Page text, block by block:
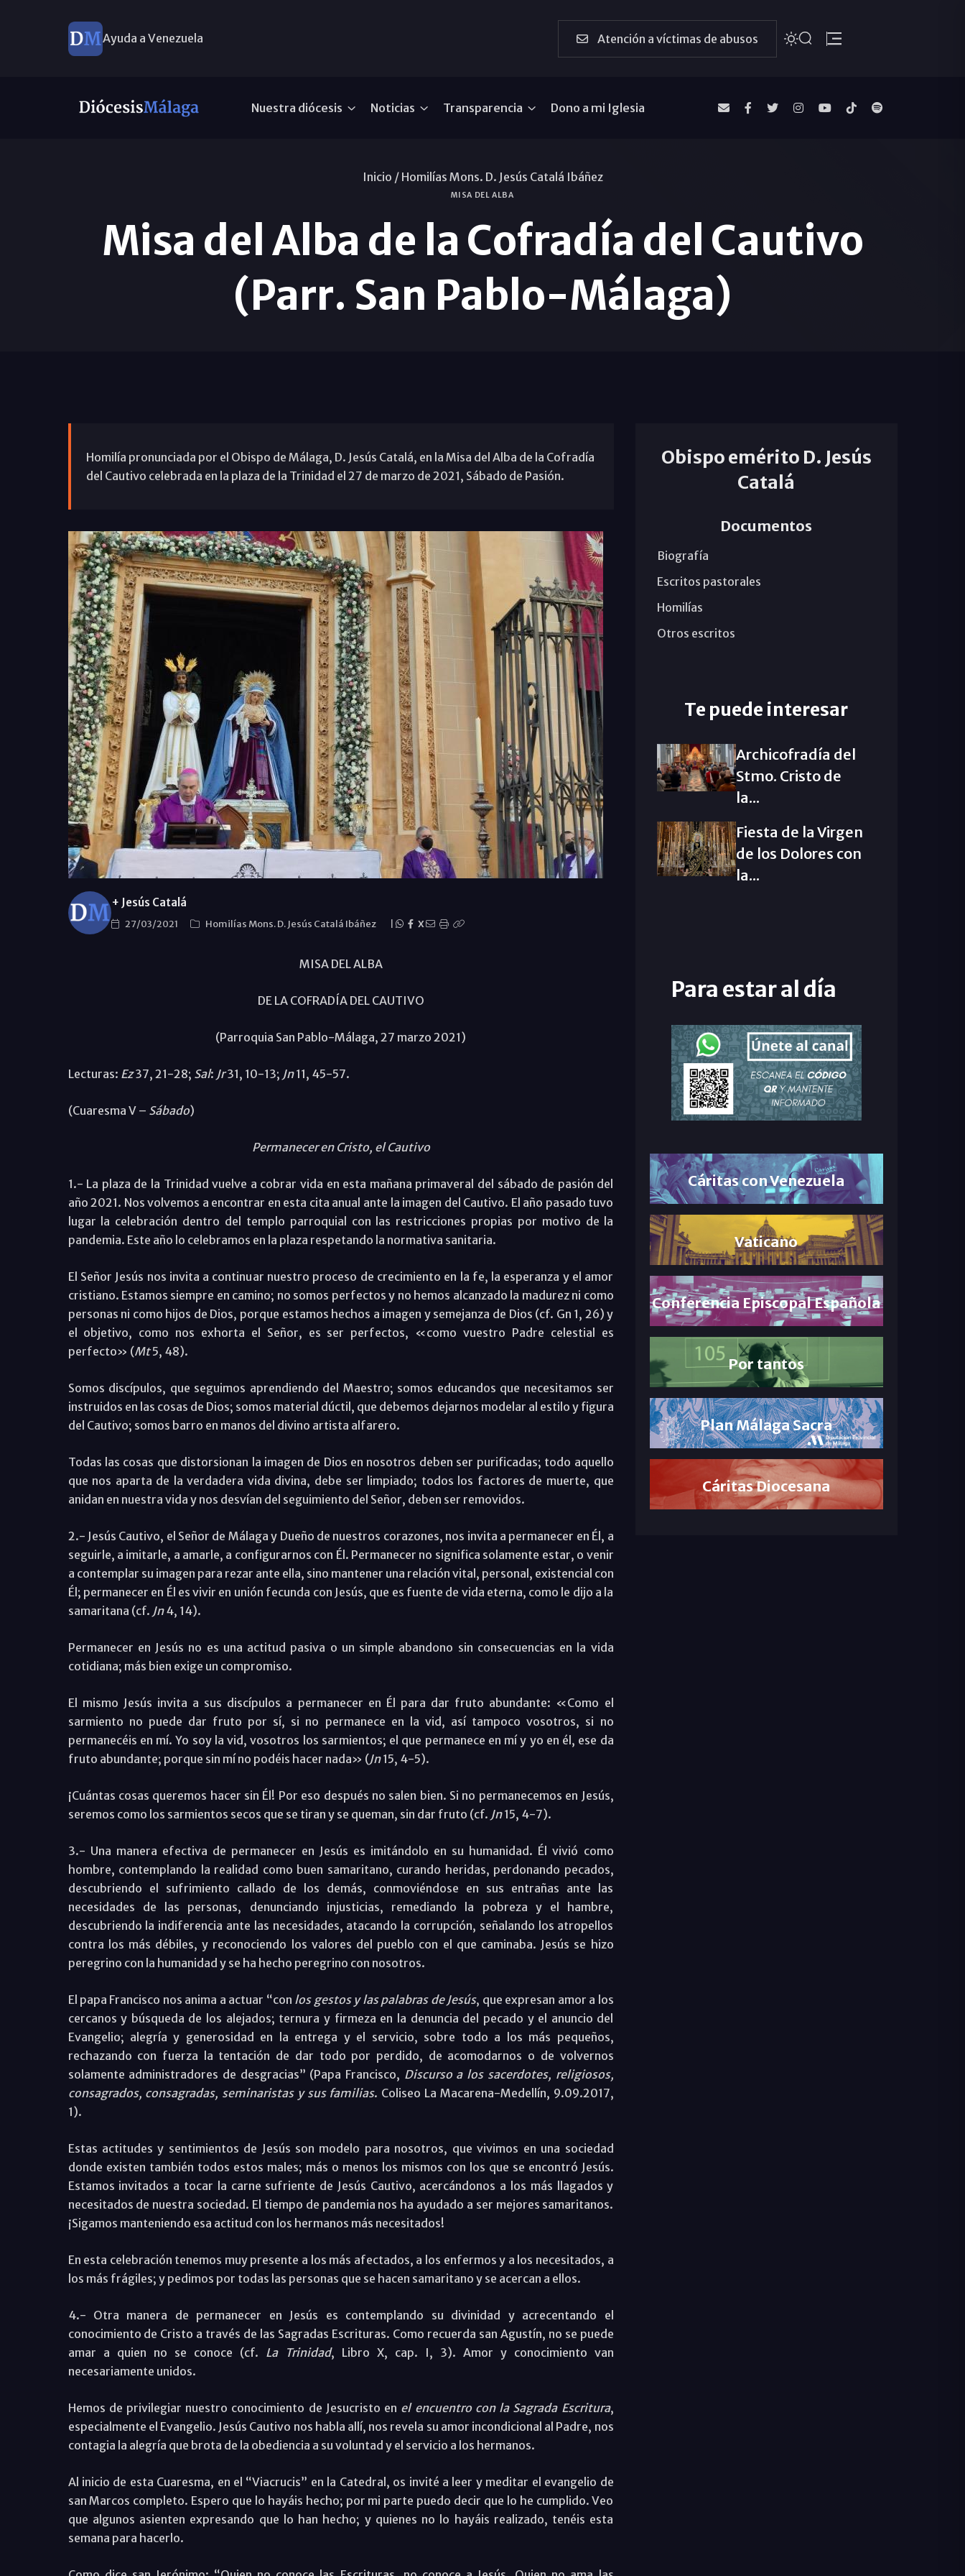
Ayuda a Venezuela Atención a víctimas de abusos
Nuestra diócesis Noticias Transparencia Dono a mi Iglesia
Inicio / Homilías Mons. D. Jesús Catalá Ibáñez
MISA DEL ALBA
Misa del Alba de la Cofradía del Cautivo
(Parr. San Pablo-Málaga)
Homilía pronunciada por el Obispo de Málaga, D. Jesús Catalá, en la Misa del Alba de la Cofradía
del Cautivo celebrada en la plaza de la Trinidad el 27 de marzo de 2021, Sábado de Pasión.
+ Jesús Catalá
27/03/2021 Homilías Mons. D. Jesús Catalá Ibáñez X
MISA DEL ALBA
DE LA COFRADÍA DEL CAUTIVO
(Parroquia San Pablo-Málaga, 27 marzo 2021)
Lecturas: Ez37, 21-28; Sal: Jr31, 10-13; Jn11, 45-57.
(Cuaresma V – Sábado)
Permanecer en Cristo, el Cautivo
1.- La plaza de la Trinidad vuelve a cobrar vida en esta mañana primaveral del sábado de pasión del
año 2021. Nos volvemos a encontrar en esta cita anual ante la imagen del Cautivo. El año pasado tuvo
lugar la celebración dentro del templo parroquial con las restricciones propias por motivo de la
pandemia. Este año lo celebramos en la plaza respetando la normativa sanitaria.
El Señor Jesús nos invita a continuar nuestro proceso de crecimiento en la fe, la esperanza y el amor
cristiano. Estamos siempre en camino; no somos perfectos y no hemos alcanzado la madurez ni como
personas ni como hijos de Dios, porque estamos hechos a imagen y semejanza de Dios (cf. Gn 1, 26) y
el objetivo, como nos exhorta el Señor, es ser perfectos, «como vuestro Padre celestial es
perfecto» (Mt5, 48).
Somos discípulos, que seguimos aprendiendo del Maestro; somos educandos que necesitamos ser
instruidos en las cosas de Dios; somos material dúctil, que debemos dejarnos modelar al estilo y figura
del Cautivo; somos barro en manos del divino artista alfarero.
Todas las cosas que distorsionan la imagen de Dios en nosotros deben ser purificadas; todo aquello
que nos aparta de la verdadera vida divina, debe ser limpiado; todos los factores de muerte, que
anidan en nuestra vida y nos desvían del seguimiento del Señor, deben ser removidos.
2.- Jesús Cautivo, el Señor de Málaga y Dueño de nuestros corazones, nos invita a permanecer en Él, a
seguirle, a imitarle, a amarle, a configurarnos con Él. Permanecer no significa solamente estar, o venir
a contemplar su imagen para rezar ante ella, sino mantener una relación vital, personal, existencial con
Él; permanecer en Él es vivir en unión fecunda con Jesús, que es fuente de vida eterna, como le dijo a la
samaritana (cf. Jn4, 14).
Permanecer en Jesús no es una actitud pasiva o un simple abandono sin consecuencias en la vida
cotidiana; más bien exige un compromiso.
El mismo Jesús invita a sus discípulos a permanecer en Él para dar fruto abundante: «Como el
sarmiento no puede dar fruto por sí, si no permanece en la vid, así tampoco vosotros, si no
permanecéis en mí. Yo soy la vid, vosotros los sarmientos; el que permanece en mí y yo en él, ese da
fruto abundante; porque sin mí no podéis hacer nada» (Jn15, 4-5).
¡Cuántas cosas queremos hacer sin Él! Por eso después no salen bien. Si no permanecemos en Jesús,
seremos como los sarmientos secos que se tiran y se queman, sin dar fruto (cf. Jn15, 4-7).
3.- Una manera efectiva de permanecer en Jesús es imitándolo en su humanidad. Él vivió como
hombre, contemplando la realidad como buen samaritano, curando heridas, perdonando pecados,
descubriendo el sufrimiento callado de los demás, conmoviéndose en sus entrañas ante las
necesidades de las personas, denunciando injusticias, remediando la pobreza y el hambre,
descubriendo la indiferencia ante las necesidades, atacando la corrupción, señalando los atropellos
contra los más débiles, y reconociendo los valores del pueblo con el que caminaba. Jesús se hizo
peregrino con la humanidad y se ha hecho peregrino con nosotros.
El papa Francisco nos anima a actuar “con los gestos y las palabras de Jesús, que expresan amor a los
cercanos y búsqueda de los alejados; ternura y firmeza en la denuncia del pecado y el anuncio del
Evangelio; alegría y generosidad en la entrega y el servicio, sobre todo a los más pequeños,
rechazando con fuerza la tentación de dar todo por perdido, de acomodarnos o de volvernos
solamente administradores de desgracias” (Papa Francisco, Discurso a los sacerdotes, religiosos,
consagrados, consagradas, seminaristas y sus familias. Coliseo La Macarena-Medellín, 9.09.2017,
1).
Estas actitudes y sentimientos de Jesús son modelo para nosotros, que vivimos en una sociedad
donde existen también todos estos males; más o menos los mismos con los que se encontró Jesús.
Estamos invitados a tocar la carne sufriente de Jesús Cautivo, acercándonos a los más llagados y
necesitados de nuestra sociedad. El tiempo de pandemia nos ha ayudado a ser mejores samaritanos.
¡Sigamos manteniendo esa actitud con los hermanos más necesitados!
En esta celebración tenemos muy presente a los más afectados, a los enfermos y a los necesitados, a
los más frágiles; y pedimos por todas las personas que se hacen samaritano y se acercan a ellos.
4.- Otra manera de permanecer en Jesús es contemplando su divinidad y acrecentando el
conocimiento de Cristo a través de las Sagradas Escrituras. Como recuerda san Agustín, no se puede
amar a quien no se conoce (cf. La Trinidad, Libro X, cap. I, 3). Amor y conocimiento van
necesariamente unidos.
Hemos de privilegiar nuestro conocimiento de Jesucristo en el encuentro con la Sagrada Escritura,
especialmente el Evangelio. Jesús Cautivo nos habla allí, nos revela su amor incondicional al Padre, nos
contagia la alegría que brota de la obediencia a su voluntad y el servicio a los hermanos.
Al inicio de esta Cuaresma, en el “Viacrucis” en la Catedral, os invité a leer y meditar el evangelio de
san Marcos completo. Espero que lo hayáis hecho; por mi parte puedo decir que lo he cumplido. Veo
que algunos asienten expresando que lo han hecho; y quienes no lo hayáis realizado, tenéis esta
semana para hacerlo.
Obispo emérito D. Jesús
Catalá
Documentos
Biografía
Escritos pastorales
Homilías
Otros escritos
Te puede interesar
Archicofradía del
Stmo. Cristo de
la...
Fiesta de la Virgen
de los Dolores con
la...
Para estar al día
Cáritas con Venezuela
Vaticano
Conferencia Episcopal Española
Por tantos
Plan Málaga Sacra
Cáritas Diocesana